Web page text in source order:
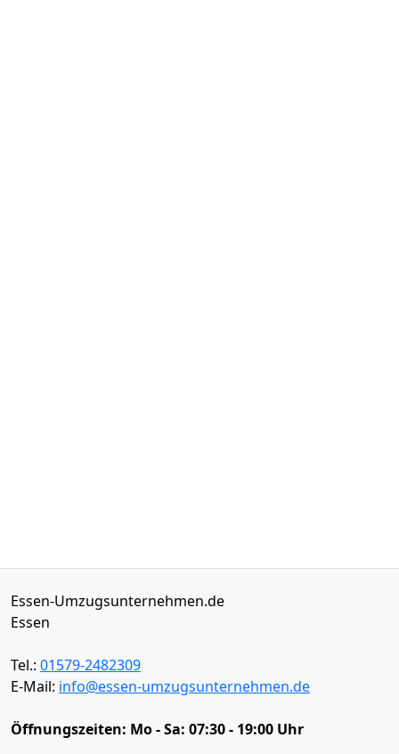
Essen-Umzugsunternehmen.de
Essen
Tel.: 01579-2482309
E-Mail: info@essen-umzugsunternehmen.de
Öffnungszeiten: Mo - Sa: 07:30 - 19:00 Uhr